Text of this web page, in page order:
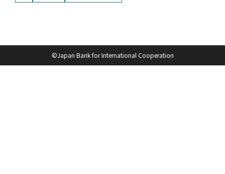
©Japan Bank for International Cooperation